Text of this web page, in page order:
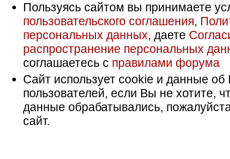
Пользуясь сайтом вы принимаете
пользовательского соглашения,
персональных данных, даете
распространение персональных
соглашаетесь с правилами форума
Сайт использует cookie и данные об
пользователей, если Вы не хотите,
данные обрабатывались,
сайт.